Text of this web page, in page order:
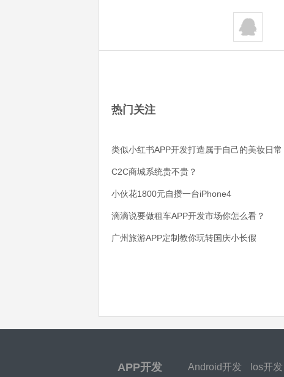
热门关注
类似小红书APP开发打造属于自己的美妆日常
C2C商城系统贵不贵？
小伙花1800元自攒一台iPhone4
滴滴说要做租车APP开发市场你怎么看？
广州旅游APP定制教你玩转国庆小长假
APP开发 Android开发 Ios开发